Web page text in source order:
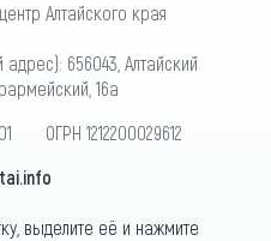
Алтайского края
656043, Алтайский
16а
ОГРН 1212200029612
выделите её и нажмите